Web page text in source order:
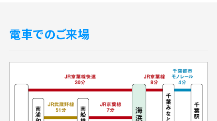
電車でのご来場